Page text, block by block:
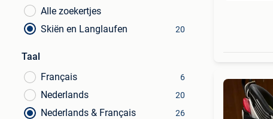
Alle zoekertjes
Skiën en Langlaufen
20
Taal
Français
6
Nederlands 20
Nederlands & Français 26